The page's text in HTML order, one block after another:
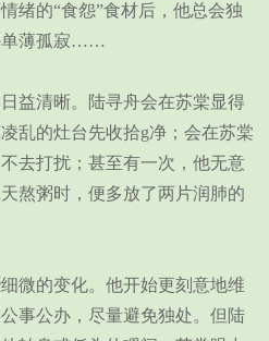
绪的“食怨”食材后，他总会独
单薄孤寂……
清晰。陆寻舟会在苏棠显得
乱的灶台先收拾g净；会在苏棠
去打扰；甚至有一次，他无意
熬粥时，便多放了两片润肺的
的变化。他开始更刻意地维
事公办，尽量避免独处。但陆